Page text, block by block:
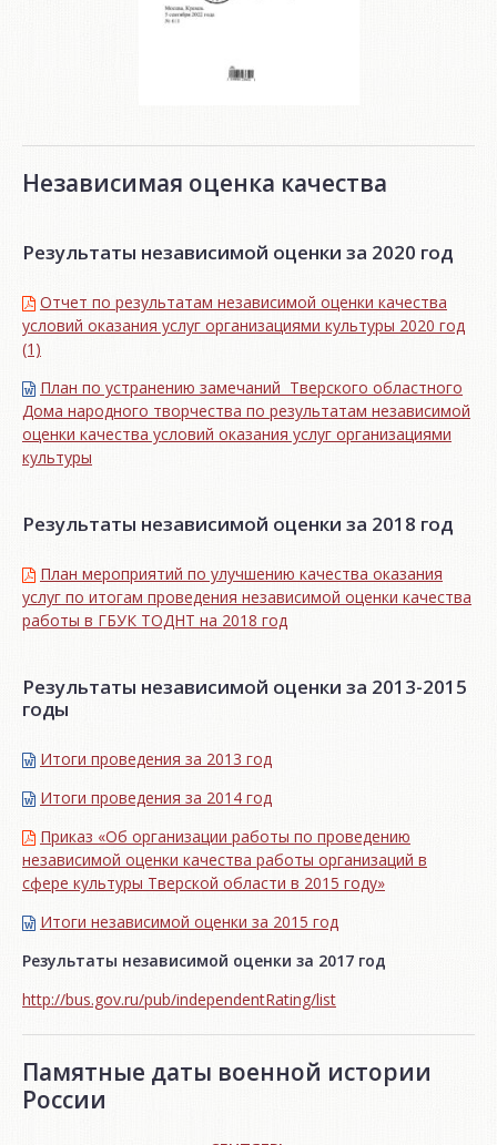
Независимая оценка качества
Результаты независимой оценки за 2020 год
Отчет по результатам независимой оценки качества
условий оказания услуг организациями культуры 2020 год
(1)
План по устранению замечаний Тверского областного
Дома народного творчества по результатам независимой
оценки качества условий оказания услуг организациями
культуры
Результаты независимой оценки за 2018 год
План мероприятий по улучшению качества оказания
услуг по итогам проведения независимой оценки качества
работы в ГБУК ТОДНТ на 2018 год
Результаты независимой оценки за 2013-2015
годы
Итоги проведения за 2013 год
Итоги проведения за 2014 год
Приказ «Об организации работы по проведению
независимой оценки качества работы организаций в
сфере культуры Тверской области в 2015 году»
Итоги независимой oценки за 2015 год
Результаты независимой оценки за 2017 год
http://bus.gov.ru/pub/independentRating/list
Памятные даты военной истории
России